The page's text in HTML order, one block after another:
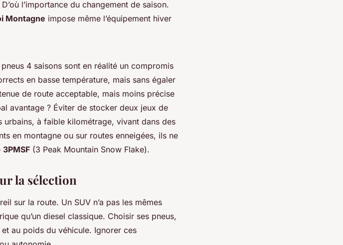
l’importance du changement de saison.
Montagne impose même l’équipement hiver
4 saisons sont en réalité un compromis
en basse température, mais sans égaler
de route acceptable, mais moins précise
avantage ? Éviter de stocker deux jeux de
urbains, à faible kilométrage, vivant dans des
en montagne ou sur routes enneigées, ils ne
3PMSF (3 Peak Mountain Snow Flake).
la sélection
sur la route. Un SUV n’a pas les mêmes
qu’un diesel classique. Choisir ses pneus,
au poids du véhicule. Ignorer ces